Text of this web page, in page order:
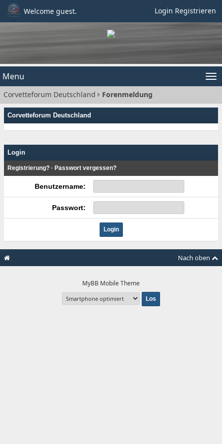
Welcome guest. Login Registrieren
Menu
Corvetteforum Deutschland Forenmeldung
Corvetteforum Deutschland
Login
Registrierung? · Passwort vergessen?
Benutzername:
Passwort:
Nach oben
MyBB Mobile Theme